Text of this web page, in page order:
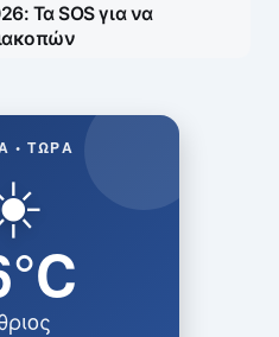
Τα SOS για να
• ΤΏΡΑ